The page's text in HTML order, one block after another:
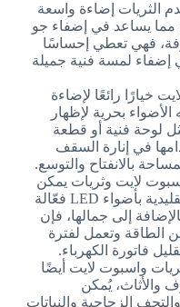
الثريات إضاءة واسعة
مما يساعد في إضفاء جو
فهي تعطي إحساسًا
إضفاء لمسة فنية جميلة
خيارًا رائعًا لإضاءة
بحرية لإظهار
لوحة فنية أو قطعة
في إنارة السقف
بالانفتاح والتوسع.
لايت وثريات يمكن
استبدال الأضواء المتوهجة التقليدية بأضواء LED فعّالة
إلى جمالها، فإن
الطاقة وتعمل لفترة
فاتورة الكهرباء.
واسبوت لايت أيضًا
والأثاث، يُمكن
الزجاجية والنباتات